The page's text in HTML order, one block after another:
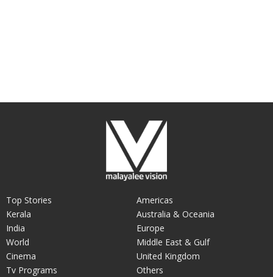
Top Stories
Kerala
India
World
Cinema
Tv Programs
Americas
Australia & Oceania
Europe
Middle East & Gulf
United Kingdom
Others